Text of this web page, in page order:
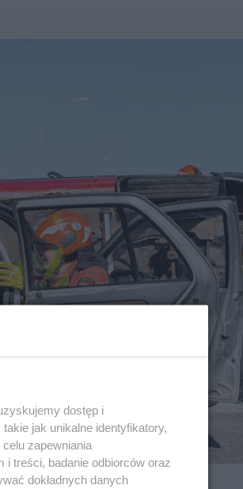
dostęp i
jak unikalne identyfikatory,
zapewniania
treści, badanie odbiorców oraz
dokładnych danych